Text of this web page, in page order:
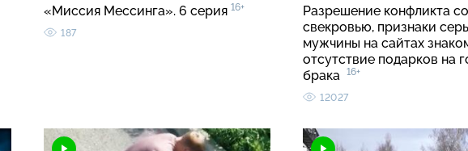
«Миссия Мессинга». 6 серия 16+
187
Разрешение конфликта со
свекровью, признаки
мужчины на сайтах
отсутствие подарков на
брака 16+
12027